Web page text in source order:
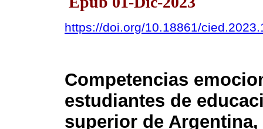
https://doi.org/10.18861/
Competencias
estudiantes de
superior de